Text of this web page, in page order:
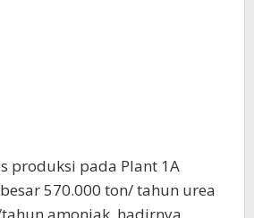
produksi pada Plant 1A
570.000 ton/ tahun urea